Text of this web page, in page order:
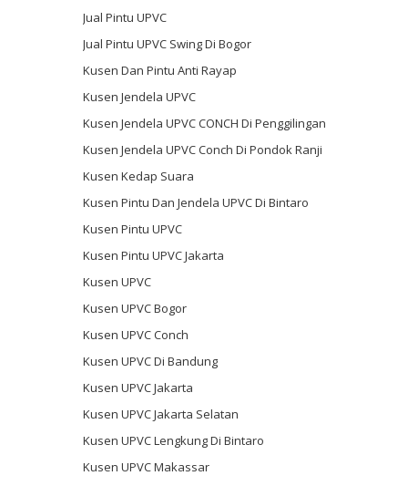
Jual Pintu UPVC
Jual Pintu UPVC Swing Di Bogor
Kusen Dan Pintu Anti Rayap
Kusen Jendela UPVC
Kusen Jendela UPVC CONCH Di Penggilingan
Kusen Jendela UPVC Conch Di Pondok Ranji
Kusen Kedap Suara
Kusen Pintu Dan Jendela UPVC Di Bintaro
Kusen Pintu UPVC
Kusen Pintu UPVC Jakarta
Kusen UPVC
Kusen UPVC Bogor
Kusen UPVC Conch
Kusen UPVC Di Bandung
Kusen UPVC Jakarta
Kusen UPVC Jakarta Selatan
Kusen UPVC Lengkung Di Bintaro
Kusen UPVC Makassar